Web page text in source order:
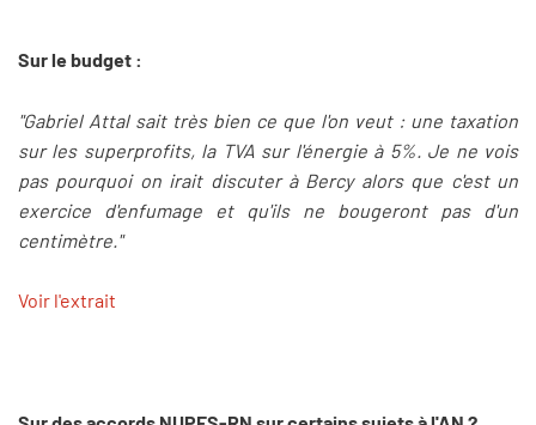
Sur le budget :
"Gabriel Attal sait très bien ce que l'on veut : une taxation
sur les superprofits, la TVA sur l'énergie à 5%. Je ne vois
pas pourquoi on irait discuter à Bercy alors que c'est un
exercice d'enfumage et qu'ils ne bougeront pas d'un
centimètre."
Voir l'extrait